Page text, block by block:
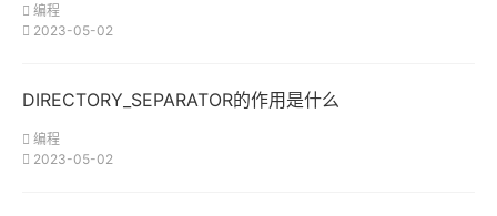
编程
2023-05-02
DIRECTORY_SEPARATOR的作用是什么
编程
2023-05-02